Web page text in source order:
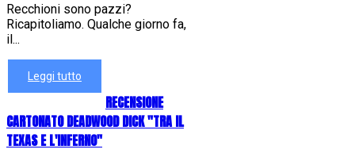
Recchioni sono pazzi?
Ricapitoliamo. Qualche giorno fa,
il...
Leggi tutto
RECENSIONE
CARTONATO DEADWOOD DICK "TRA IL
TEXAS E L'INFERNO"